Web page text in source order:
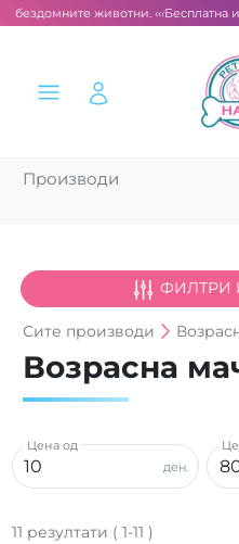
животни. ‹‹‹Бесплатна
Производи
Сите производи
Возрасна
ден.
Цена од
11 резултати ( 1-11 )